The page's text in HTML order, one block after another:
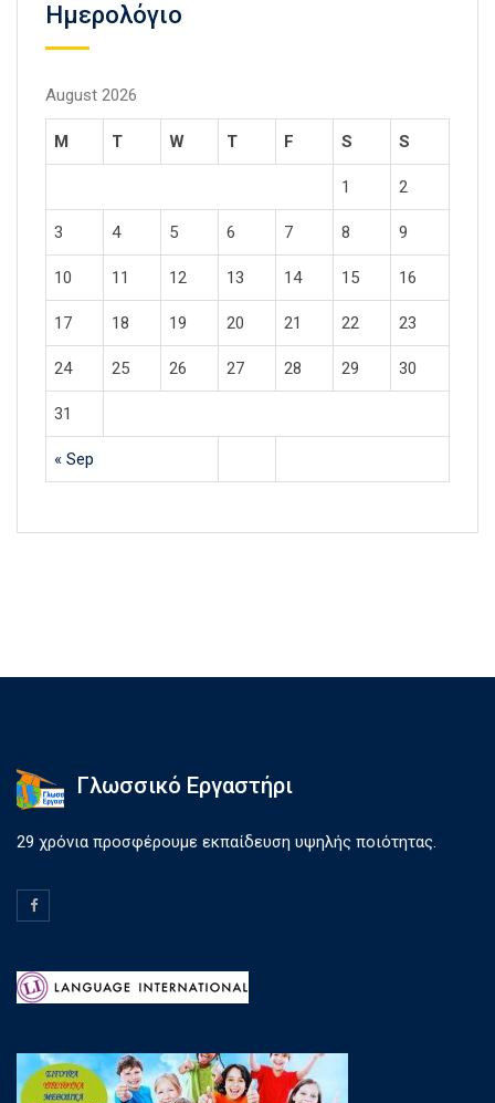
Ημερολόγιο
August 2026
M T W T F S S
« Sep
1 2
3 4 5 6 7 8 9
10 11 12 13 14 15 16
17 18 19 20 21 22 23
24 25 26 27 28 29 30
31
Γλωσσικό Εργαστήρι
29 χρόνια προσφέρουμε εκπαίδευση υψηλής ποιότητας.